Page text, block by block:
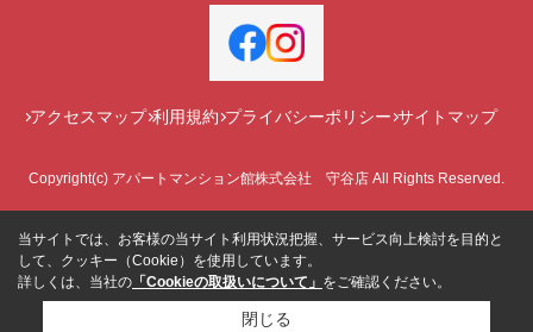
アクセスマップ 利用規約 プライバシーポリシー サイトマップ
Copyright(c) アパートマンション館株式会社 守谷店 All Rights Reserved.
当サイトでは、お客様の当サイト利用状況把握、サービス向上検討を目的と
して、クッキー（Cookie）を使用しています。
詳しくは、当社の 「Cookieの取扱いについて」 をご確認ください。
閉じる